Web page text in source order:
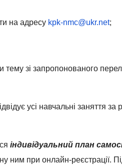
на адресу kpk-nmc@ukr.net;
зі запропонованого
усі навчальні заняття за
індивідуальний план
ним при онлайн-реєстрації.